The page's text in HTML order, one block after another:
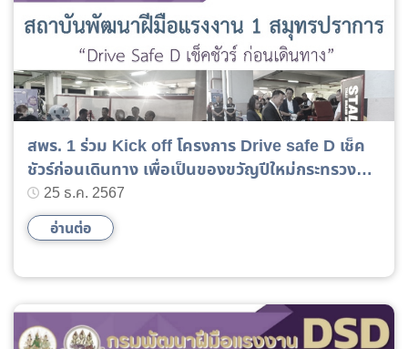
สพร. 1 ร่วม Kick off โครงการ Drive safe D เช็ค
ชัวร์ก่อนเดินทาง เพื่อเป็นของขวัญปีใหม่กระทรวง
แรงงาน
25 ธ.ค. 2567
อ่านต่อ